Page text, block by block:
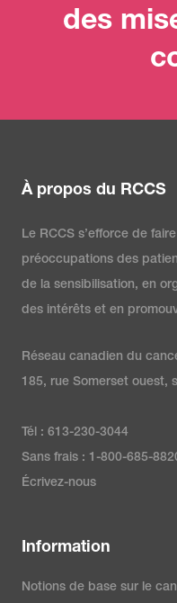
des
À propos du RCCS
Le RCCS s’efforce de
préoccupations des
de la sensibilisation, en
des intérêts et en
Réseau canadien du
185, rue Somerset ouest,
Tél : 613-230-3044
Sans frais : 1-800-685-
Écrivez-nous
Information
Notions de base sur le